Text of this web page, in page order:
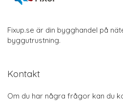
Fixup.se är din bygghandel på
byggutrustning.
Kontakt
Om du har några frågor kan du